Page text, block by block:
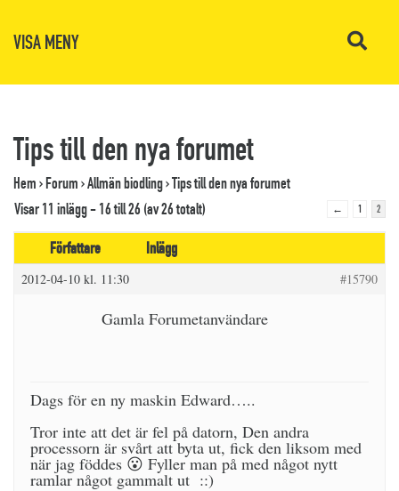
VISA MENY
Tips till den nya forumet
Hem›Forum›Allmän biodling›Tips till den nya forumet
Visar 11 inlägg - 16 till 26 (av 26 totalt)
← 1 2
Författare Inlägg
2012-04-10 kl. 11:30 #15790
Gamla Forumetanvändare
Dags för en ny maskin Edward…..
Tror inte att det är fel på datorn, Den andra
processorn är svårt att byta ut, fick den liksom med
när jag föddes 😮 Fyller man på med något nytt
ramlar något gammalt ut ::)